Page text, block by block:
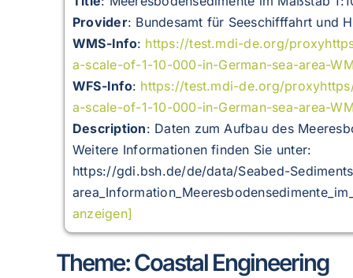
Provider: Bundesamt für Seeschifffahrt und
WMS-Info: https://test.mdi-de.org/
a-scale-of-1-10-000-in-German-sea-area-
WFS-Info: https://test.mdi-de.org/
a-scale-of-1-10-000-in-German-sea-area-
Description: Daten zum Aufbau des
Weitere Informationen finden Sie unter:
https://gdi.bsh.de/de/data/Seabed-
anzeigen]
Theme: Coastal Engineering